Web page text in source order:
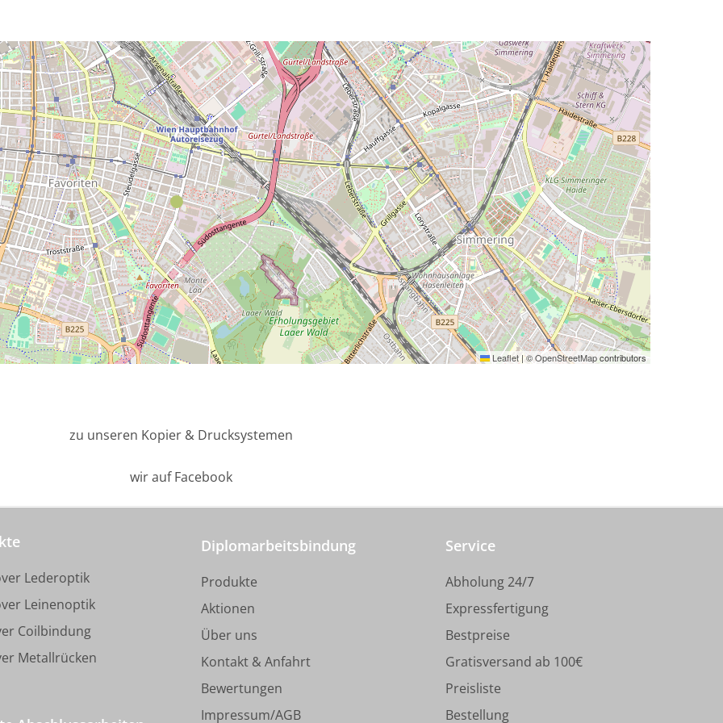
Leaflet |©OpenStreetMapcontributors
zu unseren Kopier & Drucksystemen
wir auf Facebook
Lederoptik
Leinenoptik
Coilbindung
Metallrücken
Diplomarbeitsbindung
Produkte
Aktionen
Über uns
Kontakt & Anfahrt
Bewertungen
Impressum/AGB
Service
Abholung 24/7
Expressfertigung
Bestpreise
Gratisversand ab 100€
Preisliste
Bestellung